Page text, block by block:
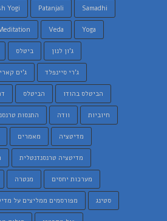
Yogi Patanjali Samadhi
Veda Yoga
ביטלס ג'ון לנון
ג'ים קארי ג'רי סיינפלד
הביטלס הביטלס בהודו
התנסות וודה חיוביות
מאמרים מדיטציה
מדיטציה טרנסנדנטלית
מנטרה מערכות יחסים
מפורסמים ממליצים על סטינג